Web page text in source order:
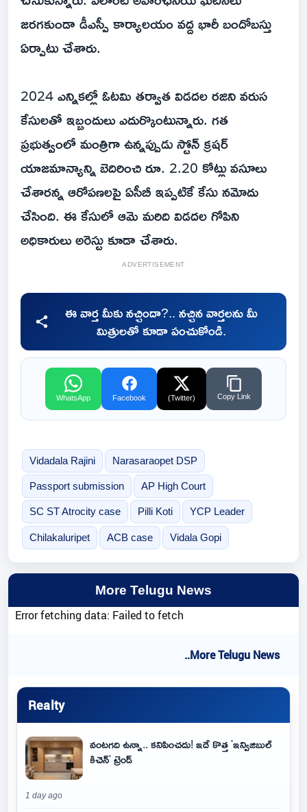
జరగకుండా డీఎస్పీ కార్యాలయం వద్ద భారీ బందోబస్తు
ఏర్పాటు చేశారు.
2024 ఎన్నికల్లో ఓటమి తర్వాత విడదల రజిని వరుస
కేసులతో ఇబ్బందులు ఎదుర్కొంటున్నారు. గత
ప్రభుత్వంలో మంత్రిగా ఉన్నప్పుడు స్టోన్ క్రషర్
యాజమాన్యాన్ని బెదిరించి రూ. 2.20 కోట్లు వసూలు
చేశారన్న ఆరోపణలపై ఏసీబీ ఇప్పటికే కేసు నమోదు
చేసింది. ఈ కేసులో ఆమె మరిది విడదల గోపిని
అధికారులు అరెస్టు కూడా చేశారు.
ADVERTISEMENT
ఈ వార్త మీకు నచ్చిందా?.. నచ్చిన వార్తలను మీ
మిత్రులతో కూడా పంచుకోండి.
WhatsApp Facebook (Twitter) Copy Link
Vidadala Rajini Narasaraopet DSP
Passport submission AP High Court
SC ST Atrocity case Pilli Koti YCP Leader
Chilakaluripet ACB case Vidala Gopi
More Telugu News
Error fetching data: Failed to fetch
..More Telugu News
Realty
వంటగది ఉన్నా.. కనిపించదు! ఇదే కొత్త 'ఇన్విజిబుల్
కిచెన్' ట్రెండ్
1 day ago